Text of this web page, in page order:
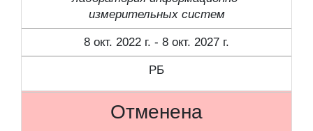
измерительных систем
8 окт. 2022 г. - 8 окт. 2027 г.
РБ
Отменена